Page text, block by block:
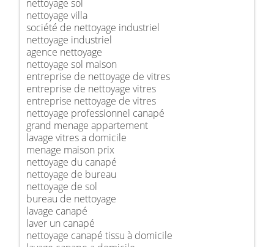
nettoyage sol
nettoyage villa
société de nettoyage industriel
nettoyage industriel
agence nettoyage
nettoyage sol maison
entreprise de nettoyage de vitres
entreprise de nettoyage vitres
entreprise nettoyage de vitres
nettoyage professionnel canapé
grand menage appartement
lavage vitres a domicile
menage maison prix
nettoyage du canapé
nettoyage de bureau
nettoyage de sol
bureau de nettoyage
lavage canapé
laver un canapé
nettoyage canapé tissu à domicile